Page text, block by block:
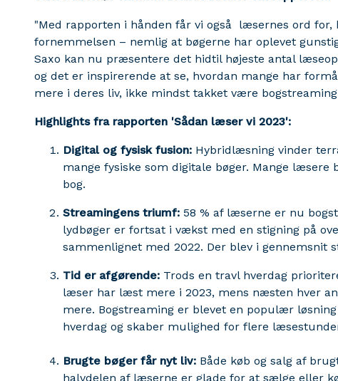
"Med rapporten i hånden får vi også læsernes ord for,
fornemmelsen – nemlig at bøgerne har oplevet
Saxo kan nu præsentere det hidtil højeste antal
og det er inspirerende at se, hvordan mange har
mere i deres liv, ikke mindst takket være
Highlights fra rapporten 'Sådan læser vi 2023':
Digital og fysisk fusion: Hybridlæsning vinder
mange fysiske som digitale bøger. Mange læsere
bog.
Streamingens triumf: 58 % af læserne er nu
lydbøger er fortsat i vækst med en stigning på
sammenlignet med 2022. Der blev i gennemsnit
Tid er afgørende: Trods en travl hverdag
læser har læst mere i 2023, mens næsten hver
mere. Bogstreaming er blevet en populær
hverdag og skaber mulighed for flere
Brugte bøger får nyt liv: Både køb og salg af
halvdelen af læserne er glade for at sælge eller